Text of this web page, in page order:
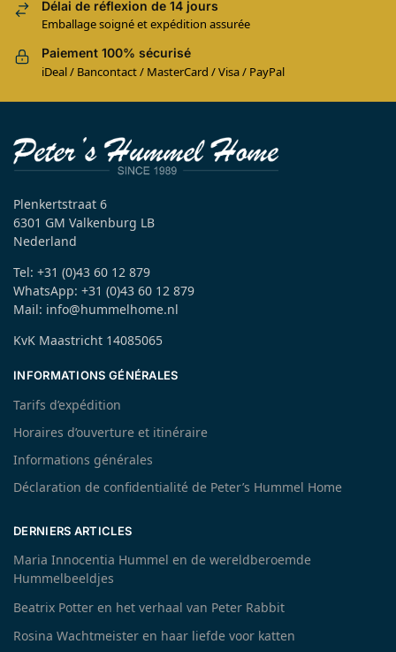
Délai de réflexion de 14 jours
Emballage soigné et expédition assurée
Paiement 100% sécurisé
iDeal / Bancontact / MasterCard / Visa / PayPal
Plenkertstraat 6
6301 GM Valkenburg LB
Nederland
Tel: +31 (0)43 60 12 879
WhatsApp: +31 (0)43 60 12 879
Mail: info@hummelhome.nl
KvK Maastricht 14085065
INFORMATIONS GÉNÉRALES
Tarifs d’expédition
Horaires d’ouverture et itinéraire
Informations générales
Déclaration de confidentialité de Peter’s Hummel Home
DERNIERS ARTICLES
Maria Innocentia Hummel en de wereldberoemde
Hummelbeeldjes
Beatrix Potter en het verhaal van Peter Rabbit
Rosina Wachtmeister en haar liefde voor katten